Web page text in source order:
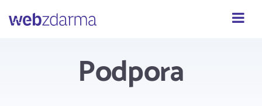
Podpora